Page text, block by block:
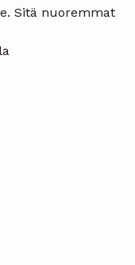
Sitä nuoremmat